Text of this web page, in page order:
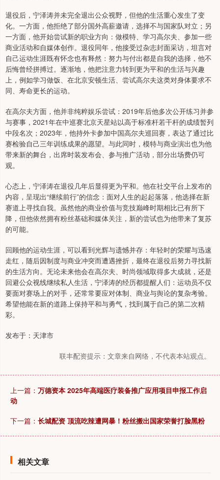
退役后，宁泽涛并未完全退出公众视野，但他的生活重心发生了变
化。一方面，他拒绝了部分国外高薪邀请，选择不与国家队对立；另
一方面，他开始尝试新的职业方向：做模特、学习高尔夫、参加一些
商业活动和自媒体创作。退役同年，他接受过杂志封面采访，坦言对
自己运动生涯既有怀念也有释然：努力与付出都是自我的选择，他不
后悔曾经拼搏过。逐渐地，他把注意力转到更为平和的生活与兴趣
上，例如学习做饭、在北京安顿生活、尝试高尔夫这类对身体要求不
同、寿命更长的运动。
在高尔夫方面，他并非纯粹娱乐尝试：2019年后他多次公开练习并参
与赛事，2021年在中巡赛北京天星站以高于标准杆若干杆的成绩暂列
中段名次；2023年，他持外卡参加中国高尔夫巡回赛，表达了通过比
赛检验自己三年训练成果的愿望。与此同时，模特与商业演出也为他
带来新的舞台，出席时装发布会、参与推广活动，部分出场费仍可
观。
心态上，宁泽涛在退役几年后显得更为平和。他在社交平台上发布的
内容，呈现出“继续前行”的信念：面对人生的起起落落，他选择在新
赛道上寻找自我。虽然他的商业价值与竞技巅峰时期相比已有所下
降，但他依然拥有粉丝基础和媒体关注，新的尝试也为他带来了复苏
的可能。
回顾他的运动生涯，可以看到光辉与遗憾并存：年轻时的荣耀与迅速
走红，随后因制度与商业冲突而遭遇挫折，最终在退役后努力寻找新
的生活方向。无论未来他会在高尔夫、时尚领域取得多大成就，还是
回避公众视线继续私人生活，宁泽涛的经历都提醒人们：运动员不仅
要面对赛场上的对手，还常常要应对体制、商业与舆论的复杂考验。
希望他能在新的道路上保持平和与勇气，找到属于自己的第二次精
彩。
发布于：天津市
联丰配资提示：文章来自网络，不代表本站观点。
上一篇： 万德资本 2025年高端医疗装备推广应用项目申报工作启
动
下一篇： 长城配资 顶流吃辣遭网暴！粉丝搬出国家荣誉打脸黑粉
相关文章